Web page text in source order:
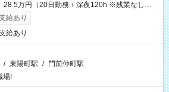
28.5万円（20日勤務＋深夜120h ※残業なしの場
給あり
給あり
/ 東陽町駅 / 門前仲町駅
場!